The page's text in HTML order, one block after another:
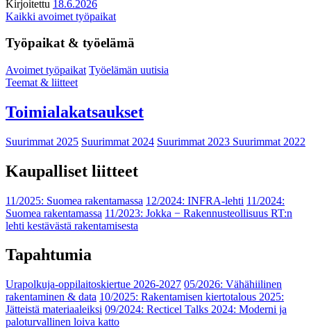
Kirjoitettu 18.6.2026
Kaikki avoimet työpaikat
Työpaikat & työelämä
Avoimet työpaikat Työelämän uutisia
Teemat & liitteet
Toimialakatsaukset
Suurimmat 2025 Suurimmat 2024 Suurimmat 2023 Suurimmat 2022
Kaupalliset liitteet
11/2025: Suomea rakentamassa 12/2024: INFRA-lehti 11/2024:
Suomea rakentamassa 11/2023: Jokka − Rakennusteollisuus RT:n
lehti kestävästä rakentamisesta
Tapahtumia
Urapolkuja-oppilaitoskiertue 2026-2027 05/2026: Vähähiilinen
rakentaminen & data 10/2025: Rakentamisen kiertotalous 2025:
Jätteistä materiaaleiksi 09/2024: Recticel Talks 2024: Moderni ja
paloturvallinen loiva katto